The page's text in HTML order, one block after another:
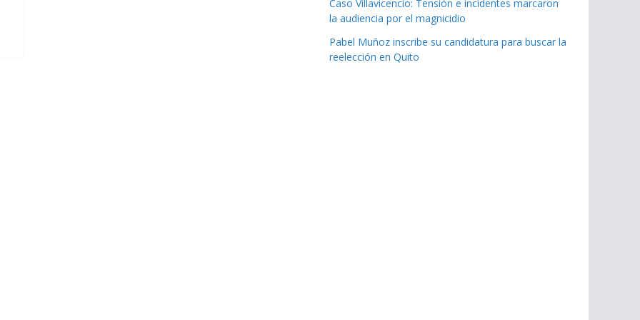
Caso Villavicencio: Tensión e incidentes marcaron
la audiencia por el magnicidio
Pabel Muñoz inscribe su candidatura para buscar la
reelección en Quito